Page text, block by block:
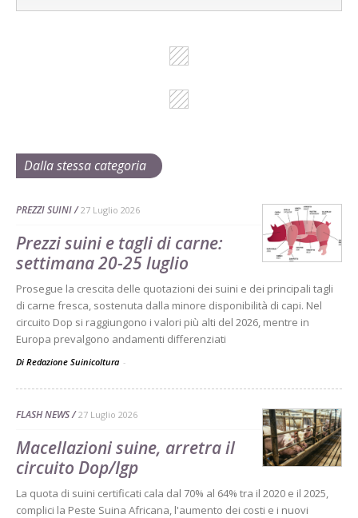
Dalla stessa categoria
PREZZI SUINI 27 Luglio 2026
Prezzi suini e tagli di carne:
settimana 20-25 luglio
Prosegue la crescita delle quotazioni dei suini e dei principali tagli
di carne fresca, sostenuta dalla minore disponibilità di capi. Nel
circuito Dop si raggiungono i valori più alti del 2026, mentre in
Europa prevalgono andamenti differenziati
Di Redazione Suinicoltura -
FLASH NEWS 27 Luglio 2026
Macellazioni suine, arretra il
circuito Dop/Igp
La quota di suini certificati cala dal 70% al 64% tra il 2020 e il 2025,
complici la Peste Suina Africana, l'aumento dei costi e i nuovi